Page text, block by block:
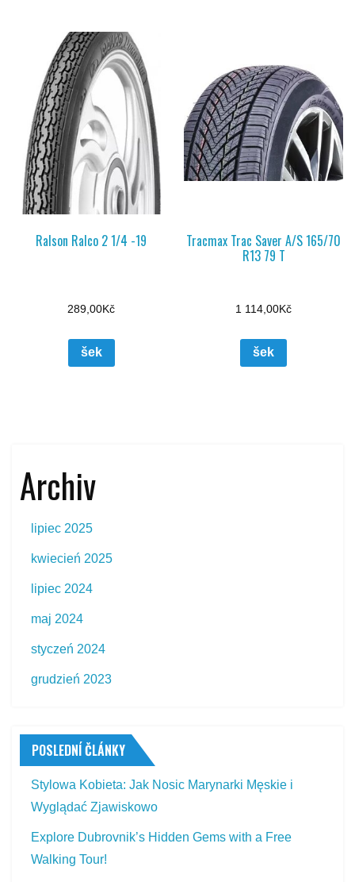
Ralson Ralco 2 1/4 -19
289,00Kč
šek
Tracmax Trac Saver A/S 165/70
R13 79 T
1 114,00Kč
šek
Archiv
lipiec 2025
kwiecień 2025
lipiec 2024
maj 2024
styczeń 2024
grudzień 2023
POSLEDNÍ ČLÁNKY
Stylowa Kobieta: Jak Nosic Marynarki Męskie i
Wyglądać Zjawiskowo
Explore Dubrovnik’s Hidden Gems with a Free
Walking Tour!